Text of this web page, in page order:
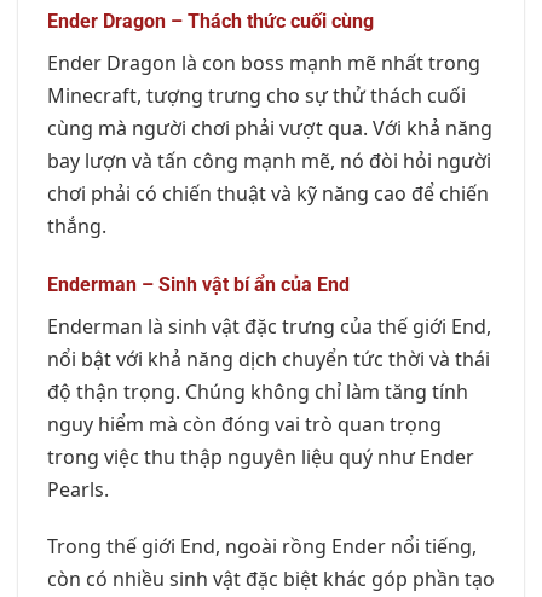
Ender Dragon – Thách thức cuối cùng
Ender Dragon là con boss mạnh mẽ nhất trong
Minecraft, tượng trưng cho sự thử thách cuối
cùng mà người chơi phải vượt qua. Với khả năng
bay lượn và tấn công mạnh mẽ, nó đòi hỏi người
chơi phải có chiến thuật và kỹ năng cao để chiến
thắng.
Enderman – Sinh vật bí ẩn của End
Enderman là sinh vật đặc trưng của thế giới End,
nổi bật với khả năng dịch chuyển tức thời và thái
độ thận trọng. Chúng không chỉ làm tăng tính
nguy hiểm mà còn đóng vai trò quan trọng
trong việc thu thập nguyên liệu quý như Ender
Pearls.
Trong thế giới End, ngoài rồng Ender nổi tiếng,
còn có nhiều sinh vật đặc biệt khác góp phần tạo